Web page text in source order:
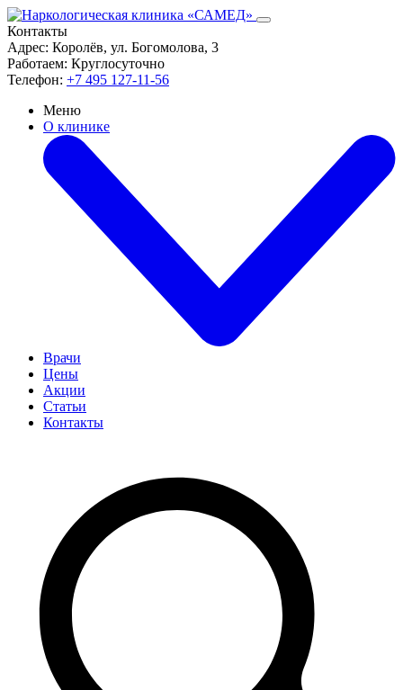
Контакты
Адрес: Королёв, ул. Богомолова, 3
Работаем: Круглосуточно
Телефон: +7 495 127-11-56
Меню
О клинике
Врачи
Цены
Акции
Статьи
Контакты